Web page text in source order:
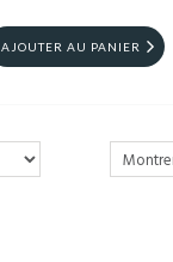
AJOUTER AU PANIER